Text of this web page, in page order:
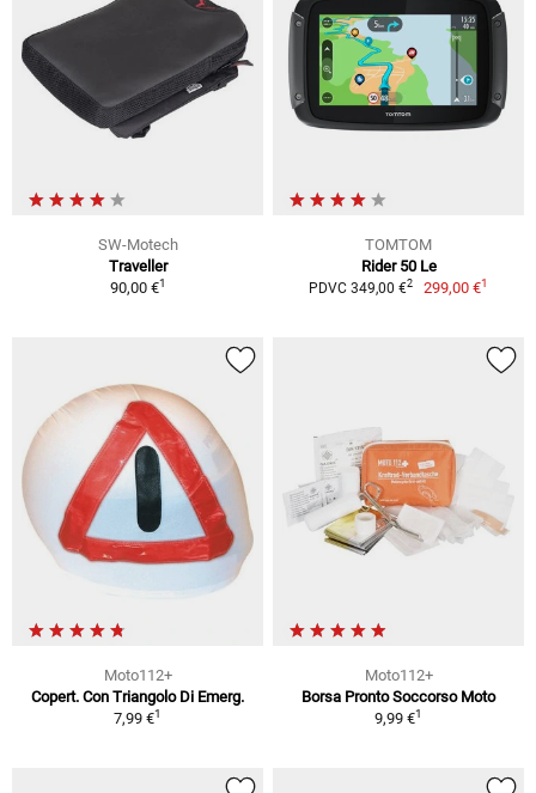
SW-Motech
Traveller
90,00 €1
TOMTOM
Rider 50 Le
PDVC 349,00 €2 299,00 €1
Moto112+
Copert. Con Triangolo Di Emerg.
7,99 €1
Moto112+
Borsa Pronto Soccorso Moto
9,99 €1